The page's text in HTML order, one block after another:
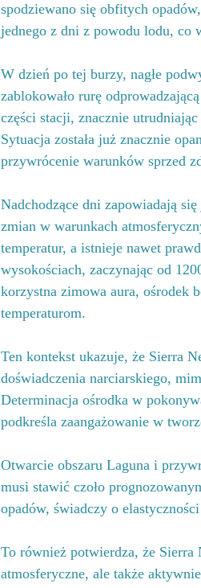
spodziewano się obfitych
jednego z dni z powodu lodu, co
W dzień po tej burzy, nagłe
zablokowało rurę
części stacji, znacznie
Sytuacja została już znacznie
przywrócenie warunków sprzed
Nadchodzące dni zapowiadają
zmian w warunkach
temperatur, a istnieje nawet
wysokościach, zaczynając od
korzystna zimowa aura, ośrodek
temperaturom.
Ten kontekst ukazuje, że Sierra
doświadczenia narciarskiego,
Determinacja ośrodka w
podkreśla zaangażowanie w
Otwarcie obszaru Laguna i
musi stawić czoło
opadów, świadczy o
To również potwierdza, że Sierra
atmosferyczne, ale także